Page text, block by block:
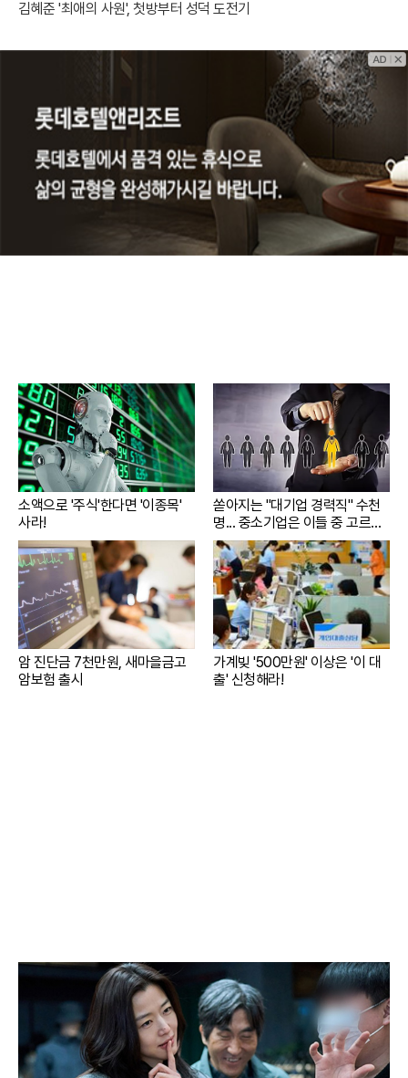
김혜준 '최애의 사원', 첫방부터 성덕 도전기
소액으로 '주식'한다면 '이종목'
사라!
쏟아지는 "대기업 경력직" 수천
명... 중소기업은 이들 중 고르면
돼
암 진단금 7천만원, 새마을금고
암보험 출시
가계빚 '500만원' 이상은 '이 대
출' 신청해라!